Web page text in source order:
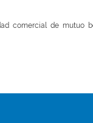
comercial de mutuo